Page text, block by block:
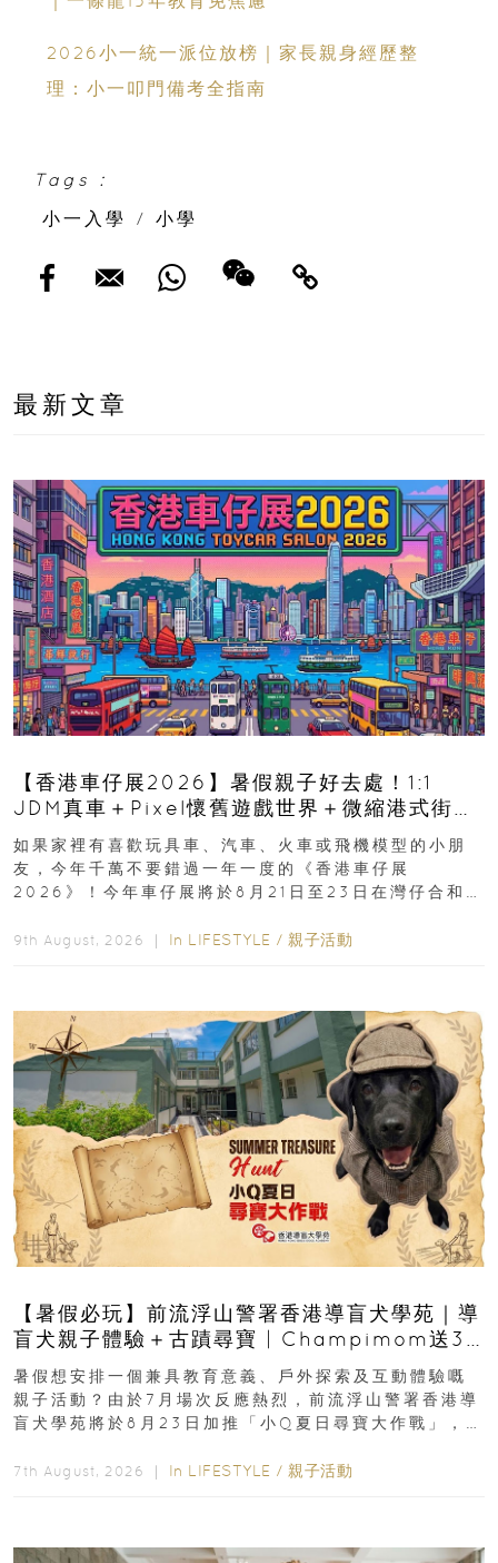
2026小一統一派位放榜｜家長親身經歷整
理：小一叩門備考全指南
Tags :
小一入學
/ 小學
最新文章
【香港車仔展2026】暑假親子好去處！1:1
JDM真車＋Pixel懷舊遊戲世界＋微縮港式街景
8月灣仔登場 車迷家庭必去！
如果家裡有喜歡玩具車、汽車、火車或飛機模型的小朋
友，今年千萬不要錯過一年一度的《香港車仔展
2026》！今年車仔展將於8月21日至23日在灣仔合和酒
9th August, 2026 ｜ In LIFESTYLE / 親子活動
【暑假必玩】前流浮山警署香港導盲犬學苑｜導
盲犬親子體驗＋古蹟尋寶 | Champimom送3
組免費名額
暑假想安排一個兼具教育意義、戶外探索及互動體驗嘅
親子活動？由於7月場次反應熱烈，前流浮山警署香港導
盲犬學苑將於8月23日加推「小Q夏日尋寶大作戰」，家
7th August, 2026 ｜ In LIFESTYLE / 親子活動